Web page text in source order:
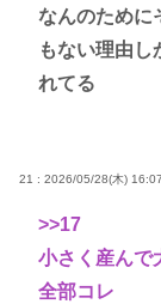
なんのために
もない理由
れてる
21 : 2026/05/28(木)
>>17
小さく産んで
全部コレ